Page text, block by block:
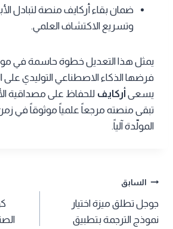
ضمان بقاء أركايف منصة لتبادل
وتسريع الاكتشاف العلمي.
يمثل هذا التعديل خطوة حاسمة في
فرضها الذكاء الاصطناعي التوليدي على
يسعى أركايف للحفاظ على مصداقية
تبقى منصته مرجعاً علمياً موثوقاً في زمن
المولّدة آلياً.
تصفّح
المقالات
السابق
جوجل تطلق ميزة اختيار
نموذج الترجمة بتطبيق